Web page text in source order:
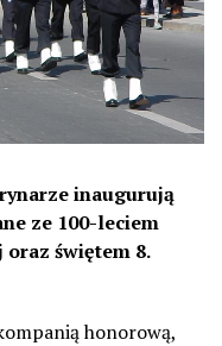
inaugurują
ze 100-leciem
świętem 8.
honorową,